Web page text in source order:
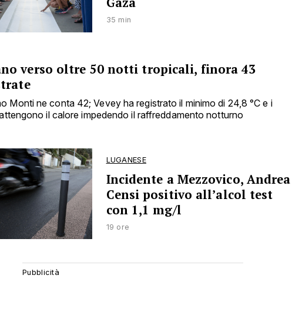
35 min
verso oltre 50 notti tropicali, finora 43
Monti ne conta 42; Vevey ha registrato il minimo di 24,8 °C e i
il calore impedendo il raffreddamento notturno
LUGANESE
Incidente a Mezzovico, Andrea
Censi positivo all’alcol test
con 1,1 mg/l
19 ore